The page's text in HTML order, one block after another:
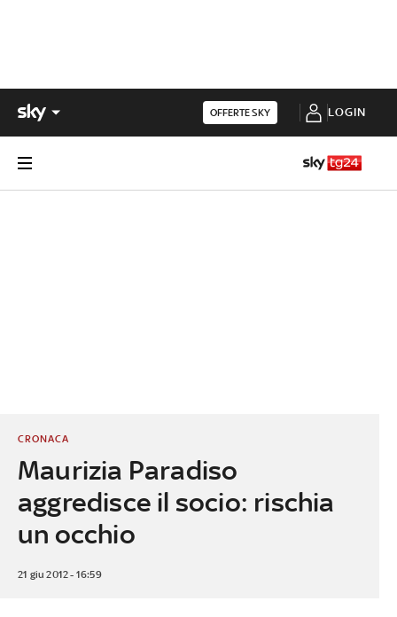
OFFERTE SKY LOGIN
Maurizia Paradiso
aggredisce il socio: rischia
un occhio
CRONACA
21 giu 2012 - 16:59